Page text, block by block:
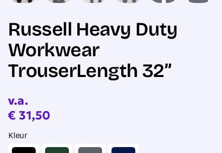
Russell Heavy Duty
Workwear
TrouserLength 32”
v.a.
€ 31,50
Kleur